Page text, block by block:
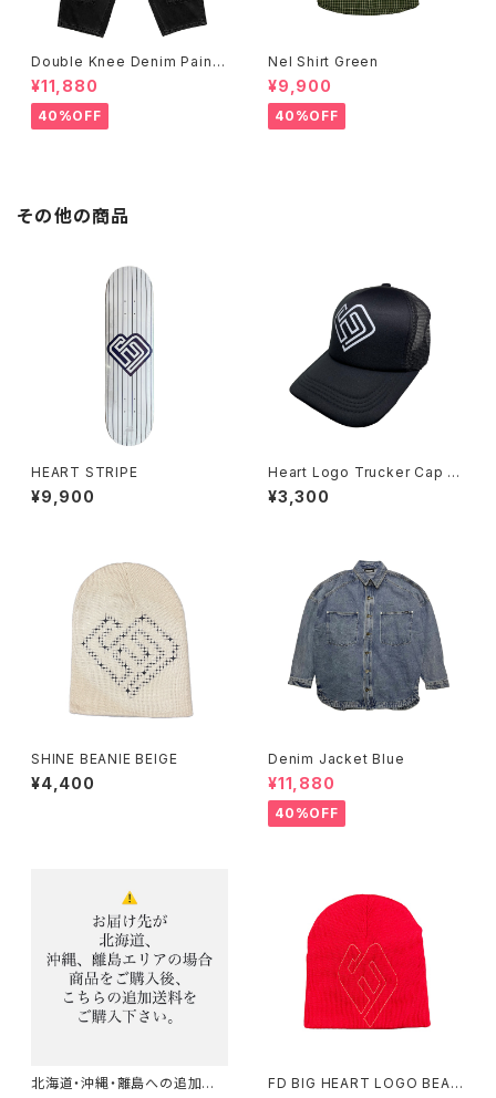
Double Knee Denim Painte
r Pants Black
¥11,880
40%OFF
Nel Shirt Green
¥9,900
40%OFF
その他の商品
HEART STRIPE
¥9,900
Heart Logo Trucker Cap Bl
ack
¥3,300
SHINE BEANIE BEIGE
¥4,400
Denim Jacket Blue
¥11,880
40%OFF
北海道・沖縄・離島への追加送
FD BIG HEART LOGO BEAN